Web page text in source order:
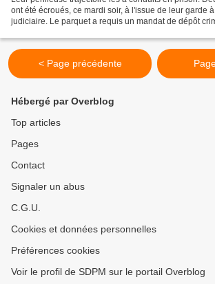
ont été écroués, ce mardi soir, à l'issue de leur garde
judiciaire. Le parquet a requis un mandat de dépôt
< Page précédente
Hébergé par Overblog
Top articles
Pages
Contact
Signaler un abus
C.G.U.
Cookies et données personnelles
Préférences cookies
Voir le profil de SDPM sur le portail Overblog